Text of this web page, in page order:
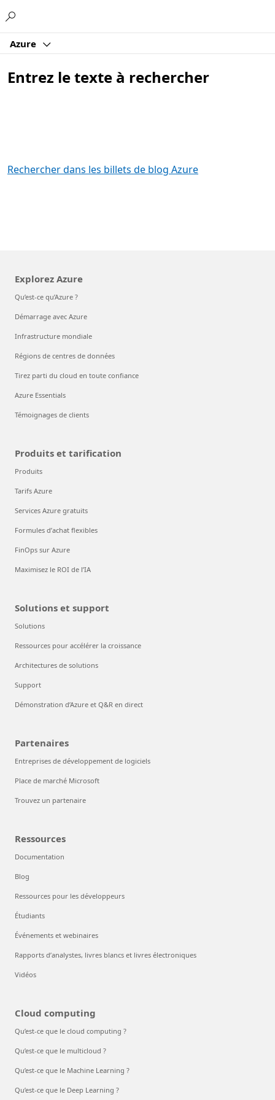
Azure
Entrez le texte à rechercher
Rechercher dans les billets de blog Azure
Explorez Azure
Qu’est-ce qu’Azure ?
Démarrage avec Azure
Infrastructure mondiale
Régions de centres de données
Tirez parti du cloud en toute confiance
Azure Essentials
Témoignages de clients
Produits et tarification
Produits
Tarifs Azure
Services Azure gratuits
Formules d’achat flexibles
FinOps sur Azure
Maximisez le ROI de l’IA
Solutions et support
Solutions
Ressources pour accélérer la croissance
Architectures de solutions
Support
Démonstration d’Azure et Q&R en direct
Partenaires
Entreprises de développement de logiciels
Place de marché Microsoft
Trouvez un partenaire
Ressources
Documentation
Blog
Ressources pour les développeurs
Étudiants
Événements et webinaires
Rapports d’analystes, livres blancs et livres électroniques
Vidéos
Cloud computing
Qu’est-ce que le cloud computing ?
Qu’est-ce que le multicloud ?
Qu’est-ce que le Machine Learning ?
Qu’est-ce que le Deep Learning ?